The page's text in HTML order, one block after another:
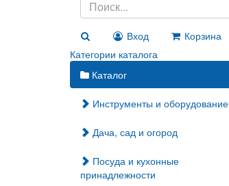
Вход
Корзина
Категории каталога
Каталог
Инструменты и оборудование
Дача, сад и огород
Посуда и кухонные
принадлежности